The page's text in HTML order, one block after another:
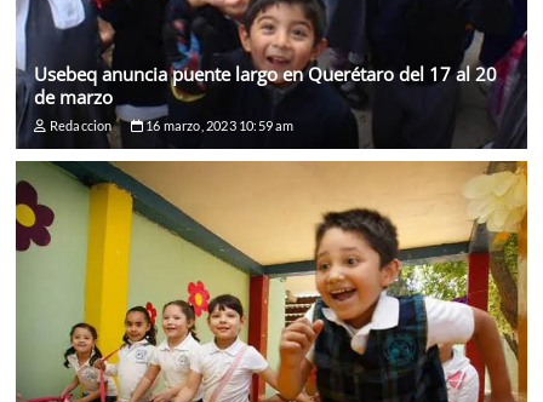
Usebeq anuncia puente largo en Querétaro del 17 al 20
de marzo
Redaccion 16 marzo, 2023 10:59 am